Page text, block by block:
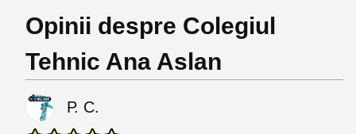
Opinii despre Colegiul
Tehnic Ana Aslan
Р. С.